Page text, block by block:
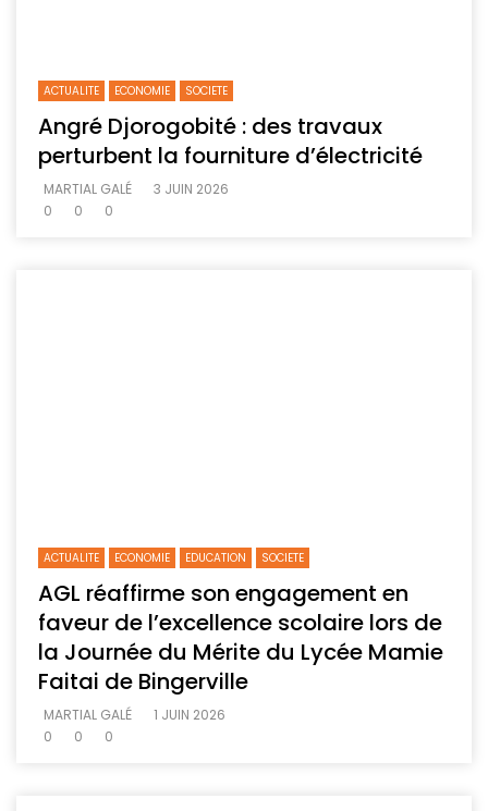
ACTUALITE ECONOMIE SOCIETE
Angré Djorogobité : des travaux
perturbent la fourniture d’électricité
MARTIAL GALÉ
3 JUIN 2026
0
0 0
ACTUALITE ECONOMIE EDUCATION SOCIETE
AGL réaffirme son engagement en
faveur de l’excellence scolaire lors de
la Journée du Mérite du Lycée Mamie
Faitai de Bingerville
MARTIAL GALÉ
1 JUIN 2026
0
0 0